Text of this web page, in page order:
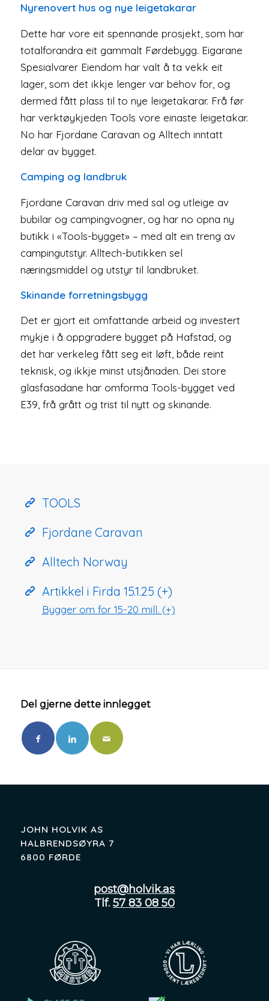
Nyrenovert hus og nye leigetakarar
Dette har vore eit spennande prosjekt, som har
totalforandra eit gammalt Førdebygg. Eigarane
Spesialvarer Eiendom har valt å ta vekk eit
lager, som det ikkje lenger var behov for, og
dermed fått plass til to nye leigetakarar. Frå før
har verktøykjeden Tools vore einaste leigetakar.
No har Fjordane Caravan og Alltech inntatt
delar av bygget.
Camping og landbruk
Fjordane Caravan driv med sal og utleige av
bubilar og campingvogner, og har no opna ny
butikk i «Tools-bygget» – med alt ein treng av
campingutstyr. Alltech-butikken sel
næringsmiddel og utstyr til landbruket.
Skinande forretningsbygg
Det er gjort eit omfattande arbeid og investert
mykje i å oppgradere bygget på Hafstad, og
det har verkeleg fått seg eit løft, både reint
teknisk, og ikkje minst utsjånaden. Dei store
glasfasadane har omforma Tools-bygget ved
E39, frå grått og trist til nytt og skinande.
TOOLS
Fjordane Caravan
Alltech Norway
Artikkel i Firda 15.1.25 (+)
Bygger om for 15-20 mill. (+)
Del gjerne dette innlegget
JOHN HOLVIK AS
HALBRENDSØYRA 7
6800 FØRDE
post@holvik.as
Tlf. 57 83 08 50